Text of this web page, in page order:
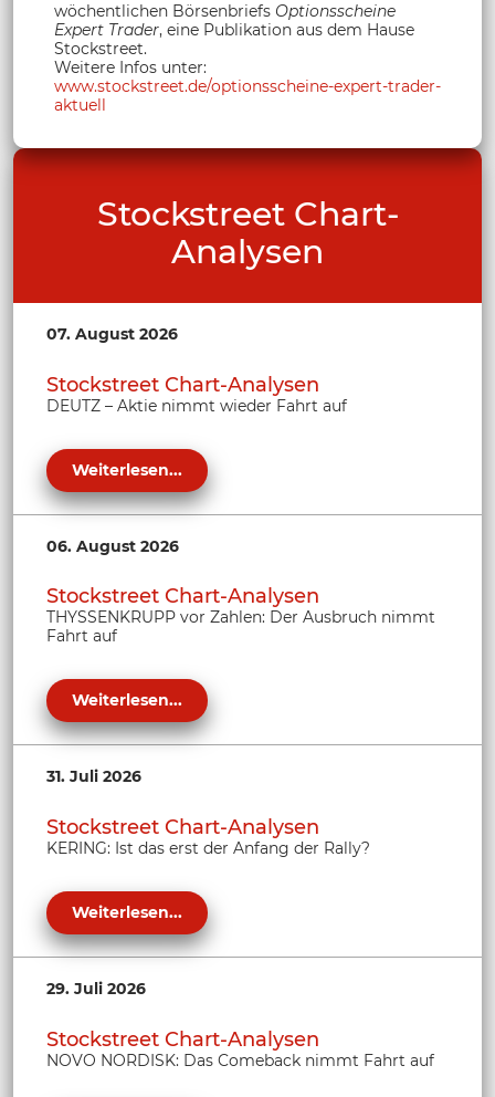
wöchentlichen Börsenbriefs Optionsscheine
Expert Trader, eine Publikation aus dem Hause
Stockstreet.
Weitere Infos unter:
www.stockstreet.de/optionsscheine-expert-trader-
aktuell
Stockstreet Chart-
Analysen
07. August 2026
Stockstreet Chart-Analysen
DEUTZ – Aktie nimmt wieder Fahrt auf
Weiterlesen...
06. August 2026
Stockstreet Chart-Analysen
THYSSENKRUPP vor Zahlen: Der Ausbruch nimmt
Fahrt auf
Weiterlesen...
31. Juli 2026
Stockstreet Chart-Analysen
KERING: Ist das erst der Anfang der Rally?
Weiterlesen...
29. Juli 2026
Stockstreet Chart-Analysen
NOVO NORDISK: Das Comeback nimmt Fahrt auf